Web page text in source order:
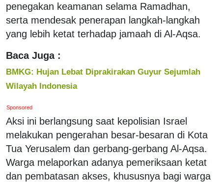
penegakan keamanan selama Ramadhan,
serta mendesak penerapan langkah-langkah
yang lebih ketat terhadap jamaah di Al-Aqsa.
Baca Juga :
BMKG: Hujan Lebat Diprakirakan Guyur Sejumlah
Wilayah Indonesia
Sponsored
Aksi ini berlangsung saat kepolisian Israel
melakukan pengerahan besar-besaran di Kota
Tua Yerusalem dan gerbang-gerbang Al-Aqsa.
Warga melaporkan adanya pemeriksaan ketat
dan pembatasan akses, khususnya bagi warga